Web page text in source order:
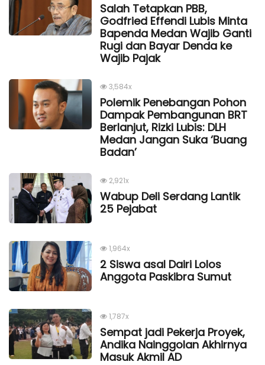
Salah Tetapkan PBB,
Godfried Effendi Lubis Minta
Bapenda Medan Wajib Ganti
Rugi dan Bayar Denda ke
Wajib Pajak
3,584x
Polemik Penebangan Pohon
Dampak Pembangunan BRT
Berlanjut, Rizki Lubis: DLH
Medan Jangan Suka ‘Buang
Badan’
2,921x
Wabup Deli Serdang Lantik
25 Pejabat
1,964x
2 Siswa asal Dairi Lolos
Anggota Paskibra Sumut
1,787x
Sempat jadi Pekerja Proyek,
Andika Nainggolan Akhirnya
Masuk Akmil AD